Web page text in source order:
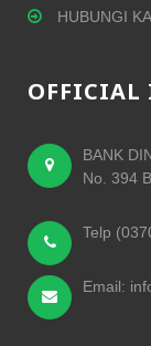
HUBUNGI
OFFICIAL
BANK
No. 394
Telp
Email: